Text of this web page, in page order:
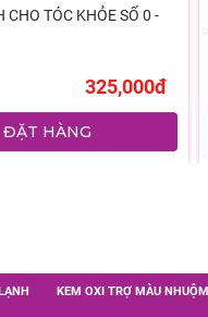
CHO TÓC KHỎE SỐ 0 -
325,000đ
ĐẶT HÀNG
KEM OXI TRỢ MÀU NHUỘM